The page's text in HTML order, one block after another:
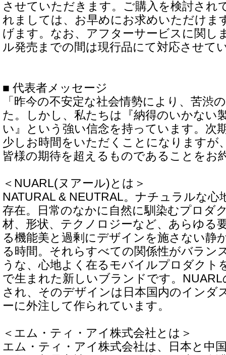
させていただきます。ご購入を検討され
れましては、お早めにお求めいただけま
げます。なお、アフターサービスに関し
ル発売までの間は現行品にて対応させて
■ 代表者メッセージ
「昨今の不安定な社会情勢により、苦渋
た。しかし、私たちは『納得のいかない
い』という強い信念を持っています。次
少しお時間をいただくことになりますが
皆様の期待を超えるものであることをお
＜NUARL(ヌアール)とは＞
NATURAL & NEUTRAL。ナチュラルな心
存在。日常のなかに自然に馴染むプロダ
材、形状、テクノロジーなど、あらゆる
る機能美と過剰にデザインを施さない静
る時間。それらすべての関係性がバラン
うな、心地よく在るモバイルプロダクト
で生まれた新しいブランドです。
され、そのデザインは日本国内のインダ
ーに外注して作られています。
＜エム・ティ・アイ株式会社とは＞
エム・ティ・アイ株式会社は、日本と中